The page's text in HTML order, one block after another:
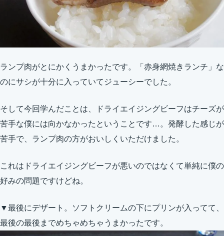
ランプ肉がとにかくうまかったです。「赤身網焼きランチ」な
のにサシが十分に入っていてジューシーでした。
そして今回学んだことは、ドライエイジングビーフはチーズが
苦手な僕には向かなかったということです…。発酵した感じが
苦手で、ランプ肉の方がおいしくいただけました。
これはドライエイジングビーフが悪いのではなくて単純に僕の
好みの問題ですけどね。
▼最後にデザート。ソフトクリームの下にプリンが入ってて、
最後の最後までめちゃめちゃうまかったです。